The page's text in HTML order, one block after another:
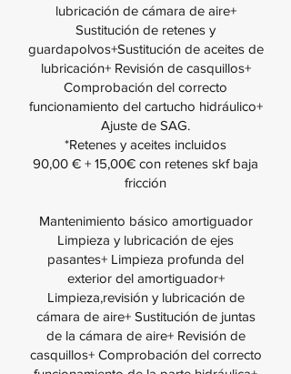
lubricación de cámara de aire+
Sustitución de retenes y
guardapolvos+Sustitución de aceites de
lubricación+ Revisión de casquillos+
Comprobación del correcto
funcionamiento del cartucho hidráulico+
Ajuste de SAG.
*Retenes y aceites incluidos
90,00 € + 15,00€ con retenes skf baja
fricción
Mantenimiento básico amortiguador
Limpieza y lubricación de ejes
pasantes+ Limpieza profunda del
exterior del amortiguador+
Limpieza,revisión y lubricación de
cámara de aire+ Sustitución de juntas
de la cámara de aire+ Revisión de
casquillos+ Comprobación del correcto